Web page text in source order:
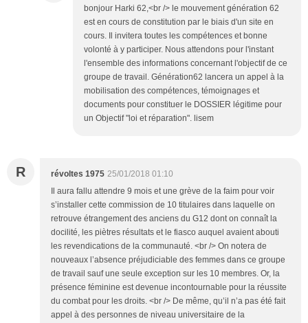
bonjour Harki 62,<br /> le mouvement génération 62
est en cours de constitution par le biais d'un site en
cours. Il invitera toutes les compétences et bonne
volonté à y participer. Nous attendons pour l'instant
l'ensemble des informations concernant l'objectif de ce
groupe de travail. Génération62 lancera un appel à la
mobilisation des compétences, témoignages et
documents pour constituer le DOSSIER légitime pour
un Objectif "loi et réparation". lisem
R révoltes 1975 25/01/2018 01:10
Il aura fallu attendre 9 mois et une grève de la faim pour voir
s’installer cette commission de 10 titulaires dans laquelle on
retrouve étrangement des anciens du G12 dont on connaît la
docilité, les piètres résultats et le fiasco auquel avaient abouti
les revendications de la communauté. <br /> On notera de
nouveaux l’absence préjudiciable des femmes dans ce groupe
de travail sauf une seule exception sur les 10 membres. Or, la
présence féminine est devenue incontournable pour la réussite
du combat pour les droits. <br /> De même, qu’il n’a pas été fait
appel à des personnes de niveau universitaire de la